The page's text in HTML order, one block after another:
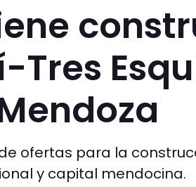
ofertas para la
y capital mendocina.